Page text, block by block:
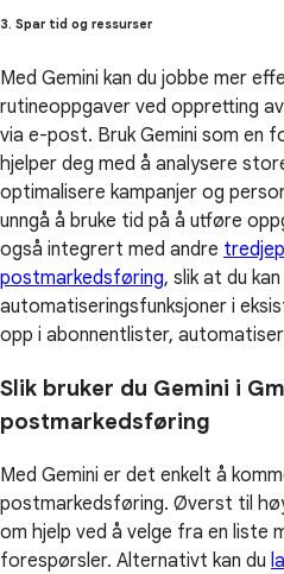
3. Spar tid og ressurser
Med Gemini kan du jobbe mer
rutineoppgaver ved oppretting
via e-post. Bruk Gemini som en
hjelper deg med å analysere
optimalisere kampanjer og
unngå å bruke tid på å utføre
også integrert med andre
postmarkedsføring, slik at du
automatiseringsfunksjoner i
opp i abonnentlister,
Slik bruker du Gemini i
postmarkedsføring
Med Gemini er det enkelt å
postmarkedsføring. Øverst til
om hjelp ved å velge fra en liste
forespørsler. Alternativt kan du